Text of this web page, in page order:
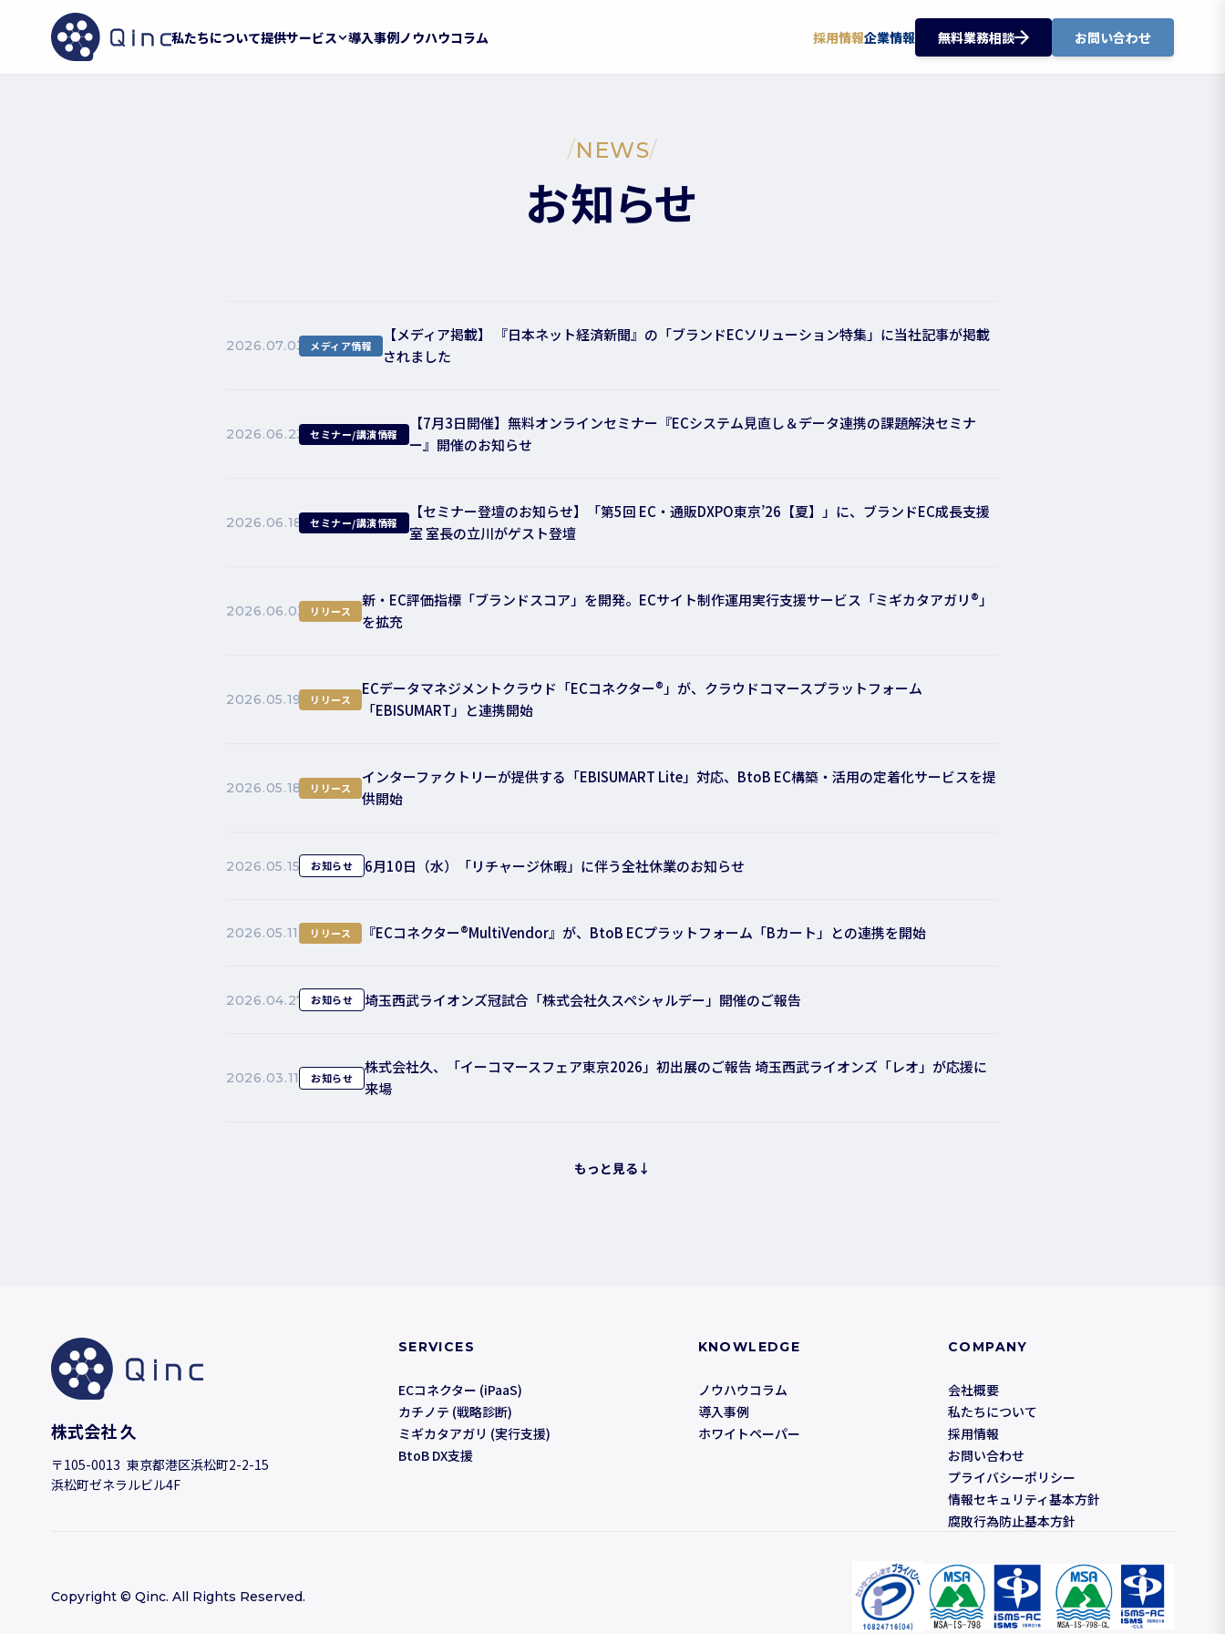
私たちについて提供サービス 導入事例ノウハウコラム 採用情報企業情報 無料業務相談 お問い合わせ
/NEWS/
お知らせ
2026.07.03 メディア情報
【メディア掲載】 『日本ネット経済新聞』の「ブランドECソリューション特集」に当社記事が掲載
されました
2026.06.23 セミナー/講演情報
【7月3日開催】無料オンラインセミナー『ECシステム見直し＆データ連携の課題解決セミナ
ー』開催のお知らせ
2026.06.18 セミナー/講演情報
【セミナー登壇のお知らせ】「第5回 EC・通販DXPO東京’26【夏】」に、ブランドEC成長支援
室 室長の立川がゲスト登壇
2026.06.03 リリース
新・EC評価指標「ブランドスコア」を開発。ECサイト制作運用実行支援サービス「ミギカタアガリ®」
を拡充
2026.05.19 リリース
ECデータマネジメントクラウド「ECコネクター®」が、クラウドコマースプラットフォーム
「EBISUMART」と連携開始
2026.05.18 リリース
インターファクトリーが提供する「EBISUMART Lite」対応、BtoB EC構築・活用の定着化サービスを提
供開始
2026.05.15 お知らせ 6月10日（水）「リチャージ休暇」に伴う全社休業のお知らせ
2026.05.11 リリース 『ECコネクター®MultiVendor』が、BtoB ECプラットフォーム「Bカート」との連携を開始
2026.04.27 お知らせ 埼玉西武ライオンズ冠試合「株式会社久スペシャルデー」開催のご報告
2026.03.11 お知らせ
株式会社久、「イーコマースフェア東京2026」初出展のご報告 埼玉西武ライオンズ「レオ」が応援に
来場
もっと見る↓
株式会社 久
〒105-0013 東京都港区浜松町2-2-15
浜松町ゼネラルビル4F
SERVICES
ECコネクター (iPaaS)
カチノテ (戦略診断)
ミギカタアガリ (実行支援)
BtoB DX支援
KNOWLEDGE
ノウハウコラム
導入事例
ホワイトペーパー
COMPANY
会社概要
私たちについて
採用情報
お問い合わせ
プライバシーポリシー
情報セキュリティ基本方針
腐敗行為防止基本方針
Copyright © Qinc. All Rights Reserved.